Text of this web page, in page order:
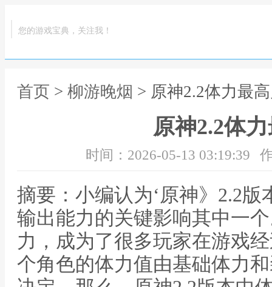
您的游戏宝典，关注我！
首页 > 柳游晚烟 > 原神2.2体力最
原神2.2体
时间：2026-05-13 03:19:39
摘要：小编认为‘原神》2.2
输出能力的关键影响其中一
力，成为了很多玩家在游戏
个角色的体力值由基础体力